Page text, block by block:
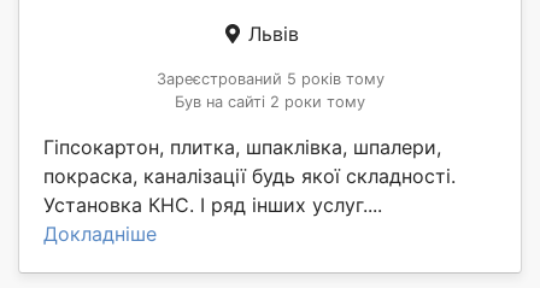
Львів
Зареєстрований 5 років тому
Був на сайті 2 роки тому
Гіпсокартон, плитка, шпаклівка, шпалери,
покраска, каналізації будь якої складності.
Установка КНС. І ряд інших услуг....
Докладніше